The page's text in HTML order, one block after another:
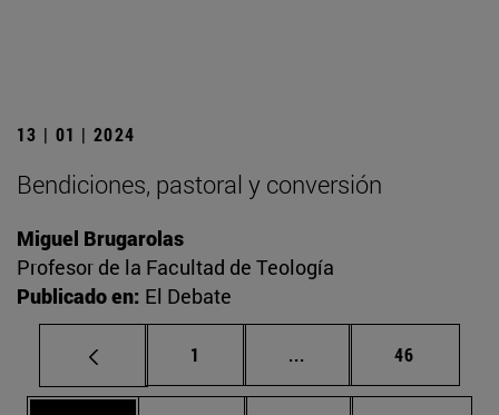
13 | 01 | 2024
Bendiciones, pastoral y conversión
Miguel Brugarolas
Profesor de la Facultad de Teología
Publicado en: El Debate
Página
1 ... Páginas intermedias
Página
46